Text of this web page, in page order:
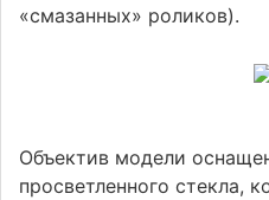
«смазанных» роликов).
Объектив модели
просветленного стекла,